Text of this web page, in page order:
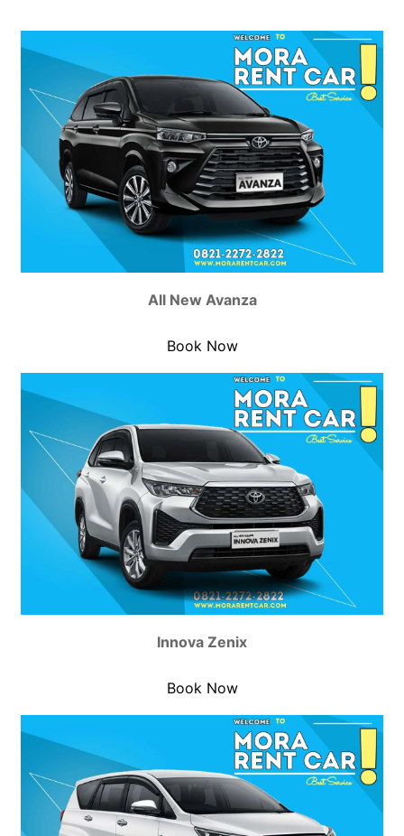
All New Avanza
Book Now
Innova Zenix
Book Now